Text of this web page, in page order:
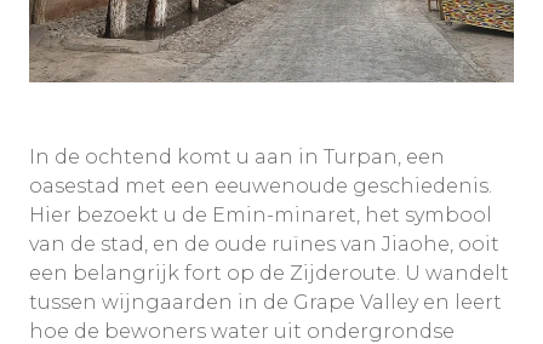
In de ochtend komt u aan in Turpan, een
oasestad met een eeuwenoude geschiedenis.
Hier bezoekt u de Emin-minaret, het symbool
van de stad, en de oude ruïnes van Jiaohe, ooit
een belangrijk fort op de Zijderoute. U wandelt
tussen wijngaarden in de Grape Valley en leert
hoe de bewoners water uit ondergrondse